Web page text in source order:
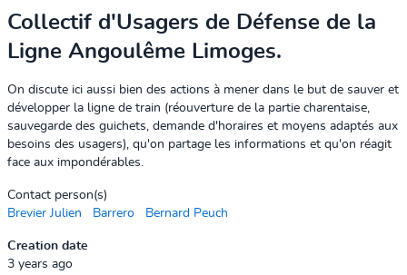
Collectif d'Usagers de Défense de la
Ligne Angoulême Limoges.
On discute ici aussi bien des actions à mener dans le but de sauver et
développer la ligne de train (réouverture de la partie charentaise,
sauvegarde des guichets, demande d'horaires et moyens adaptés aux
besoins des usagers), qu'on partage les informations et qu'on réagit
face aux impondérables.
Contact person(s)
Brevier Julien
Barrero Bernard Peuch
Creation date
3 years ago